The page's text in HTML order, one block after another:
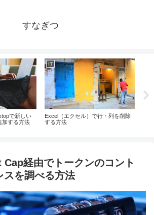
すなぎつ
で新しい
加する方法
IT
Excel（エクセル）で行・列を削除
する方法
経由でトークンのコント
スを調べる方法